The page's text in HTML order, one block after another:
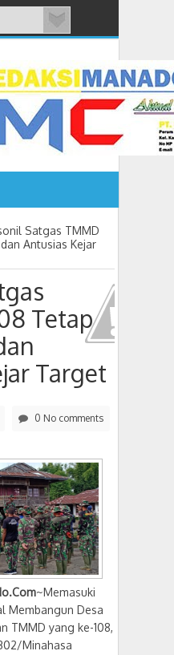
MONO PIMPIN DPRD
Satgas TMMD
Antusias Kejar
Tetap
Target
0 No comments
~Memasuki
Membangun Desa
TMMD yang ke-108,
Minahasa